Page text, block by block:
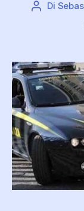
Autore
Di